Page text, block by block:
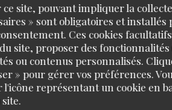
site, pouvant impliquer la
» sont obligatoires et installés
Ces cookies facultatifs
site, proposer des fonctionnalités
ou contenus personnalisés.
» pour gérer vos préférences.
représentant un cookie en